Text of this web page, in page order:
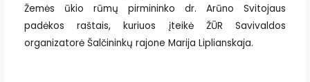
Žemės ūkio rūmų pirmininko dr. Arūno Svitojaus
padėkos raštais, kuriuos įteikė ŽŪR Savivaldos
organizatorė Šalčininkų rajone Marija Liplianskaja.